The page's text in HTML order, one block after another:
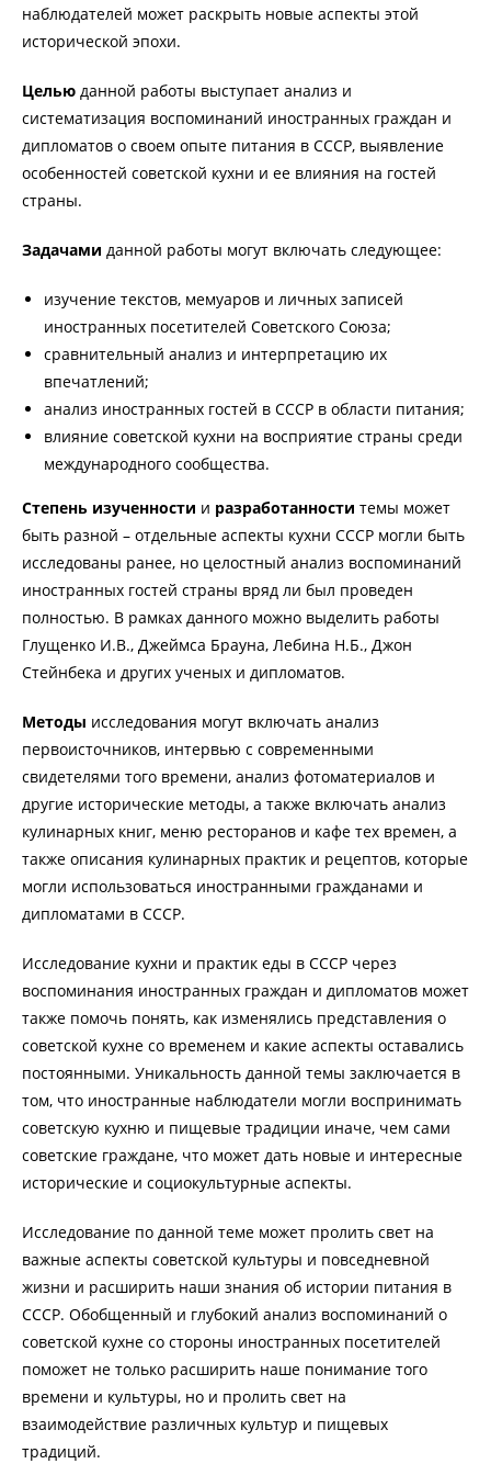
наблюдателей может раскрыть новые аспекты этой
исторической эпохи.
Целью данной работы выступает анализ и
систематизация воспоминаний иностранных граждан и
дипломатов о своем опыте питания в СССР, выявление
особенностей советской кухни и ее влияния на гостей
страны.
Задачами данной работы могут включать следующее:
изучение текстов, мемуаров и личных записей
иностранных посетителей Советского Союза;
сравнительный анализ и интерпретацию их
впечатлений;
анализ иностранных гостей в СССР в области питания;
влияние советской кухни на восприятие страны среди
международного сообщества.
Степень изученности и разработанности темы может
быть разной – отдельные аспекты кухни СССР могли быть
исследованы ранее, но целостный анализ воспоминаний
иностранных гостей страны вряд ли был проведен
полностью. В рамках данного можно выделить работы
Глущенко И.В., Джеймса Брауна, Лебина Н.Б., Джон
Стейнбека и других ученых и дипломатов.
Методы исследования могут включать анализ
первоисточников, интервью с современными
свидетелями того времени, анализ фотоматериалов и
другие исторические методы, а также включать анализ
кулинарных книг, меню ресторанов и кафе тех времен, а
также описания кулинарных практик и рецептов, которые
могли использоваться иностранными гражданами и
дипломатами в СССР.
Исследование кухни и практик еды в СССР через
воспоминания иностранных граждан и дипломатов может
также помочь понять, как изменялись представления о
советской кухне со временем и какие аспекты оставались
постоянными. Уникальность данной темы заключается в
том, что иностранные наблюдатели могли воспринимать
советскую кухню и пищевые традиции иначе, чем сами
советские граждане, что может дать новые и интересные
исторические и социокультурные аспекты.
Исследование по данной теме может пролить свет на
важные аспекты советской культуры и повседневной
жизни и расширить наши знания об истории питания в
СССР. Обобщенный и глубокий анализ воспоминаний о
советской кухне со стороны иностранных посетителей
поможет не только расширить наше понимание того
времени и культуры, но и пролить свет на
взаимодействие различных культур и пищевых
традиций.